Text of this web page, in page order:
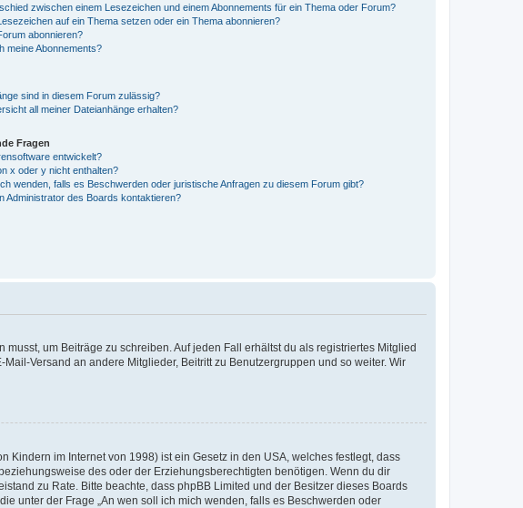
zwischen einem Lesezeichen und einem Abonnements für ein Thema oder Forum?
auf ein Thema setzen oder ein Thema abonnieren?
abonnieren?
meine Abonnements?
sind in diesem Forum zulässig?
all meiner Dateianhänge erhalten?
Fragen
entwickelt?
x oder y nicht enthalten?
wenden, falls es Beschwerden oder juristische Anfragen zu diesem Forum gibt?
Administrator des Boards kontaktieren?
um Beiträge zu schreiben. Auf jeden Fall erhältst du als registriertes Mitglied
Versand an andere Mitglieder, Beitritt zu Benutzergruppen und so weiter. Wir
Kindern im Internet von 1998) ist ein Gesetz in den USA, welches festlegt, dass
des oder der Erziehungsberechtigten benötigen. Wenn du dir
zu Rate. Bitte beachte, dass phpBB Limited und der Besitzer dieses Boards
unter der Frage „An wen soll ich mich wenden, falls es Beschwerden oder